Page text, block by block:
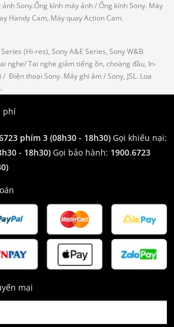
Sony.Ống kính máy ảnh / Ống kính Sony. Máy
Handy Cam, Máy quay Action Cam.
(Hi-res), Sony A&E Series, Sony W&B
nghe/ Tai nghe giảm tiếng ồn, choàng đầu, In-
/ Điện thoại Sony. Máy ghi âm / Sony, JSL. Loa
phí
phím 3 (08h30 - 18h30) Gọi khiếu nại:
- 18h30) Gọi bảo hành: 1900.6723
mại